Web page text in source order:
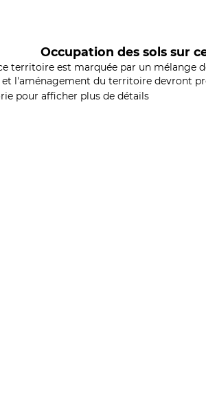
Occupation des sols sur
territoire est marquée par un mélange
l'aménagement du territoire devront
pour afficher plus de détails